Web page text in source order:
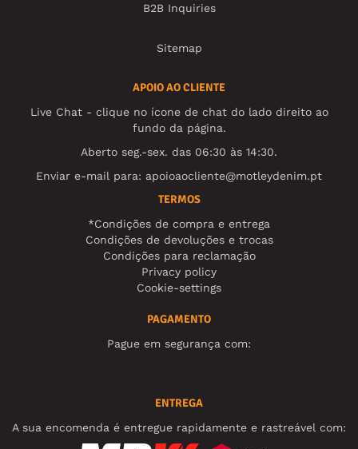
B2B Inquiries
Sitemap
APOIO AO CLIENTE
Live Chat - clique no ícone de chat do lado direito ao
fundo da página.
Aberto seg.-sex. das 06:30 às 14:30.
Enviar e-mail para: apoioaocliente@motleydenim.pt
TERMOS
*Condições de compra e entrega
Condições de devoluções e trocas
Condições para reclamação
Privacy policy
Cookie-settings
PAGAMENTO
Pague em segurança com:
ENTREGA
A sua encomenda é entregue rapidamente e rastreável com: